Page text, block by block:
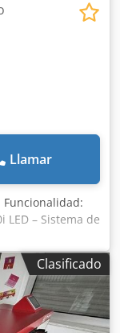
Llamar
Funcionalidad:
LED – Sistema de
una impresora
LED, es ideal
medianas
en cartón y
un ancho de
Clasificado